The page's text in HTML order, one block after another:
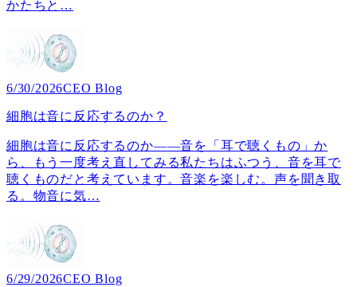
かたちと …
6/30/2026CEO Blog
細胞は音に反応するのか？
細胞は音に反応するのか――音を「耳で聴くもの」か
ら、もう一度考え直してみる私たちはふつう、音を耳で
聴くものだと考えています。音楽を楽しむ。声を聞き取
る。物音に気…
6/29/2026CEO Blog